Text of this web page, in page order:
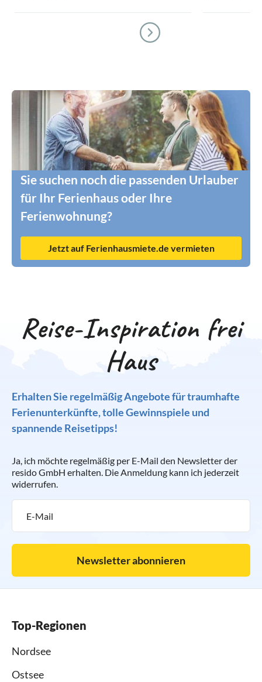
Sie suchen noch die passenden Urlauber
für Ihr Ferienhaus oder Ihre
Ferienwohnung?
Jetzt auf Ferienhausmiete.de vermieten
Reise-Inspiration frei
Haus
Erhalten Sie regelmäßig Angebote für traumhafte
Ferienunterkünfte, tolle Gewinnspiele und
spannende Reisetipps!
Ja, ich möchte regelmäßig per E-Mail den Newsletter der
resido GmbH erhalten. Die Anmeldung kann ich jederzeit
widerrufen.
Newsletter abonnieren
Top-Regionen
Nordsee
Ostsee